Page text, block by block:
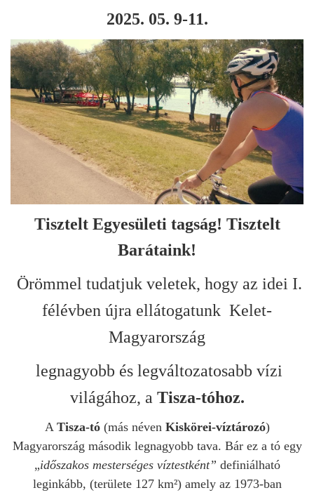
2025. 05. 9-11.
Tisztelt Egyesületi tagság! Tisztelt
Barátaink!
Örömmel tudatjuk veletek, hogy az idei I.
félévben újra ellátogatunk Kelet-
Magyarország
legnagyobb és legváltozatosabb vízi
világához, a Tisza-tóhoz.
A Tisza-tó(más néven Kiskörei-víztározó)
Magyarország második legnagyobb tava. Bár ez a tó egy
„időszakos mesterséges víztestként” definiálható
leginkább, (területe 127 km²) amely az 1973-ban